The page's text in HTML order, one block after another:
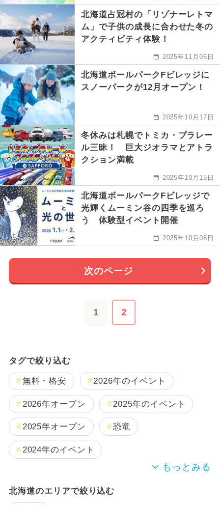
北海道占冠村の「リゾナーレトマ
ム」で子供の成長に合わせた冬の
アクティビティ体験！
2025年11月06日
北海道ボールパークFビレッジに
スノーパークが12月オープン！
2025年10月17日
冬休みは札幌でトミカ・プラレー
ル三昧！ 巨大ジオラマとアトラ
クション満載
2025年10月15日
北海道ボールパークFビレッジで
光輝くムーミン谷の四季を巡ろ
う 体験型イベント開催
2025年10月08日
次のページ
1 2
タグで絞り込む
無料・格安 2026年のイベント
2026年オープン 2025年のイベント
2025年オープン 恐竜
2024年のイベント
夏休み 雨の日OK
北海道のエリアで絞り込む